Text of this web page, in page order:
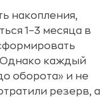
накопления,
1–3 месяца в
Однако каждый
оборота» и не
резерв, а